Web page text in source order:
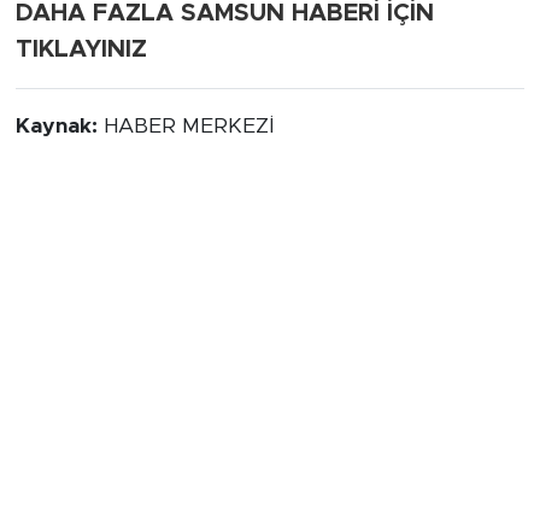
DAHA FAZLA SAMSUN HABERİ İÇİN
TIKLAYINIZ
Kaynak: HABER MERKEZİ